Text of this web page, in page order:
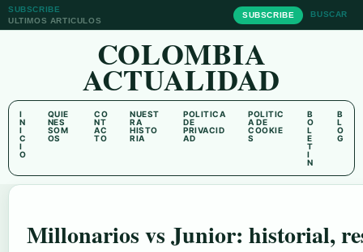
SUBSCRIBE
ULTIMOS ARTICULOS
SUBSCRIBE BUSCAR
COLOMBIA
ACTUALIDAD
I
N
I
C
I
O
QUIE
NES
SOM
OS
CO
NT
AC
TO
NUEST
RA
HISTO
RIA
POLITICA
DE
PRIVACID
AD
POLITIC
A DE
COOKIE
S
B
O
L
E
T
I
N
B
L
O
G
Millonarios vs Junior: historial,